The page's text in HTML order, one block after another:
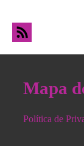
Mapa
Política de